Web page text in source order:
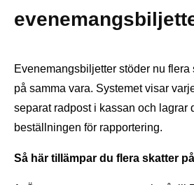
Evenemangsbiljetter stöder nu
på samma vara. Systemet visar
separat radpost i kassan och lagrar
beställningen för rapportering.
Så här tillämpar du flera skatter